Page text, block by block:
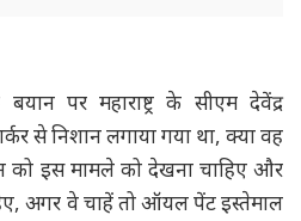
पर महाराष्ट्र के सीएम देवेंद्र
से निशान लगाया गया था, क्या वह
को इस मामले को देखना चाहिए और
अगर वे चाहें तो ऑयल पेंट इस्तेमाल